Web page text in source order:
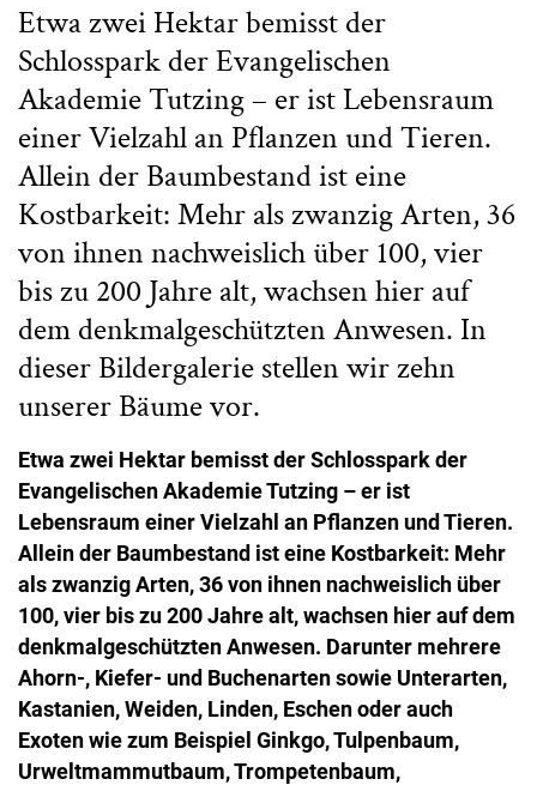
Etwa zwei Hektar bemisst der
Schlosspark der Evangelischen
Akademie Tutzing – er ist Lebensraum
einer Vielzahl an Pflanzen und Tieren.
Allein der Baumbestand ist eine
Kostbarkeit: Mehr als zwanzig Arten, 36
von ihnen nachweislich über 100, vier
bis zu 200 Jahre alt, wachsen hier auf
dem denkmalgeschützten Anwesen. In
dieser Bildergalerie stellen wir zehn
unserer Bäume vor.
Etwa zwei Hektar bemisst der Schlosspark der
Evangelischen Akademie Tutzing – er ist
Lebensraum einer Vielzahl an Pflanzen und Tieren.
Allein der Baumbestand ist eine Kostbarkeit: Mehr
als zwanzig Arten, 36 von ihnen nachweislich über
100, vier bis zu 200 Jahre alt, wachsen hier auf dem
denkmalgeschützten Anwesen. Darunter mehrere
Ahorn-, Kiefer- und Buchenarten sowie Unterarten,
Kastanien, Weiden, Linden, Eschen oder auch
Exoten wie zum Beispiel Ginkgo, Tulpenbaum,
Urweltmammutbaum, Trompetenbaum,